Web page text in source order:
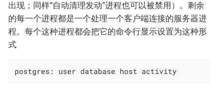
出现；同样“自动清理发动”进程也可以被禁用）。剩余
的每一个进程都是一个处理一个客户端连接的服务器进
程。每个这种进程都会把它的命令行显示设置为这种形
式
postgres: user database host activity